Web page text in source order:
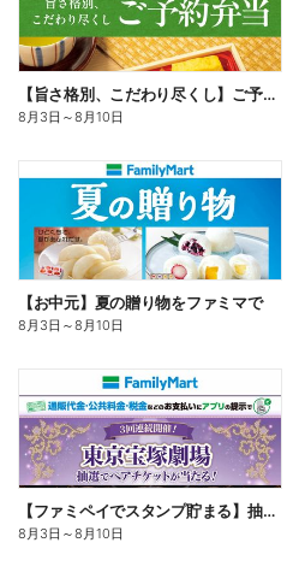
【旨さ格別、こだわり尽くし】ご予約弁当
8月3日 ～8月10日
【お中元】夏の贈り物をファミマで
8月3日 ～8月10日
【ファミペイでスタンプ貯まる】抽選でペアチケットが当たる!
8月3日 ～8月10日